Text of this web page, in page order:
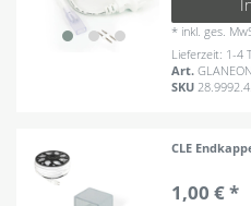
* inkl. ges.
Lieferzeit: 1-4
Art.
SKU
CLE
1,00 € *